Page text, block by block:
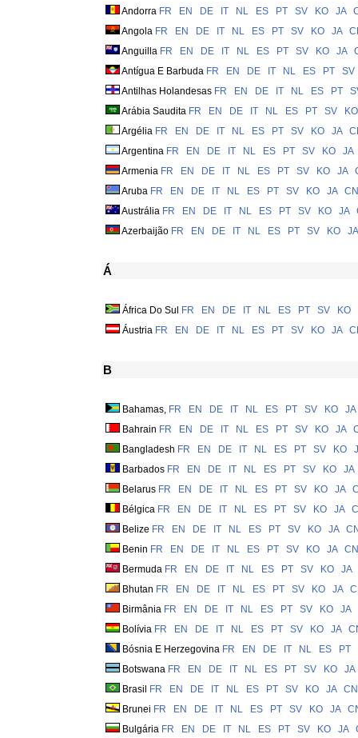
Andorra FR EN DE IT NL ES PT SV KO JA
Angola FR EN DE IT NL ES PT SV KO JA
Anguilla FR EN DE IT NL ES PT SV KO JA
Antígua E Barbuda FR EN DE IT NL ES PT
SV
Antilhas Holandesas FR EN DE IT NL ES PT
Arábia Saudita FR EN DE IT NL ES PT SV
KO
Argélia FR EN DE IT NL ES PT SV KO JA
Argentina FR EN DE IT NL ES PT SV KO
JA
Armenia FR EN DE IT NL ES PT SV KO JA
Aruba FR EN DE IT NL ES PT SV KO JA
CN
Austrália FR EN DE IT NL ES PT SV KO JA
Azerbaijão FR EN DE IT NL ES PT SV KO JA
Á
África Do Sul FR EN DE IT NL ES PT SV
KO
Áustria FR EN DE IT NL ES PT SV KO JA
B
Bahamas, FR EN DE IT NL ES PT SV KO
JA
Bahrain FR EN DE IT NL ES PT SV KO JA
Bangladesh FR EN DE IT NL ES PT SV KO
Barbados FR EN DE IT NL ES PT SV KO
JA
Belarus FR EN DE IT NL ES PT SV KO JA
Bélgica FR EN DE IT NL ES PT SV KO JA
Belize FR EN DE IT NL ES PT SV KO JA
Benin FR EN DE IT NL ES PT SV KO JA
CN
Bermuda FR EN DE IT NL ES PT SV KO
JA
Bhutan FR EN DE IT NL ES PT SV KO JA
Birmânia FR EN DE IT NL ES PT SV KO
JA
Bolívia FR EN DE IT NL ES PT SV KO JA
Bósnia E Herzegovina FR EN DE IT NL ES
PT
Botswana FR EN DE IT NL ES PT SV KO
JA
Brasil
FR EN DE IT NL ES PT SV KO JA
CN
Brunei FR EN DE IT NL ES PT SV KO JA
Bulgária FR EN DE IT NL ES PT SV KO JA